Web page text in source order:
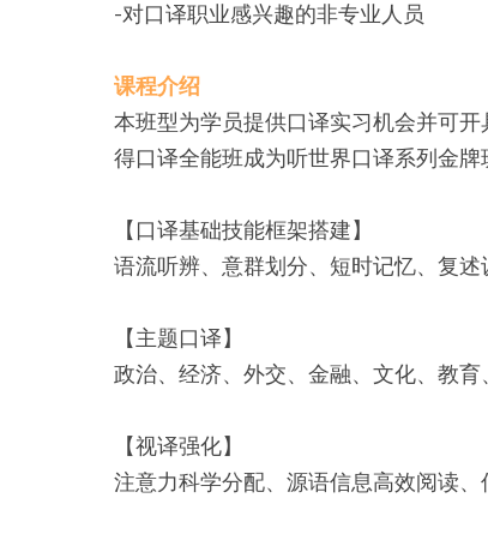
-对口译职业感兴趣的非专业人员
课程介绍
本班型为学员提供口译实习机会并可
得口译全能班成为听世界口译系列金牌
【口译基础技能框架搭建】
语流听辨、意群划分、短时记忆、复述
【主题口译】
政治、经济、外交、金融、文化、教
【视译强化】
注意力科学分配、源语信息高效阅读